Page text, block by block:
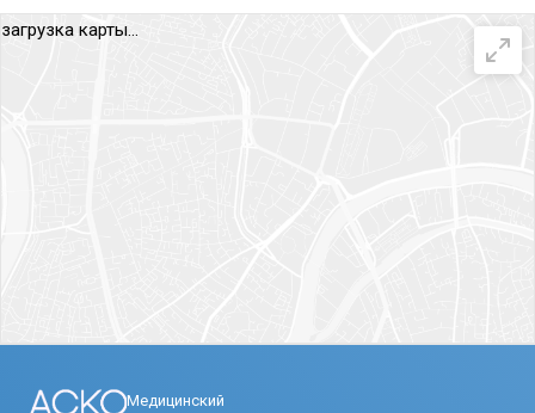
загрузка карты...
Медицинский